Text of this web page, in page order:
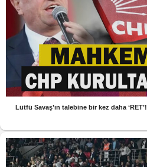
Lütfü Savaş’ın talebine bir kez daha ‘RET’!